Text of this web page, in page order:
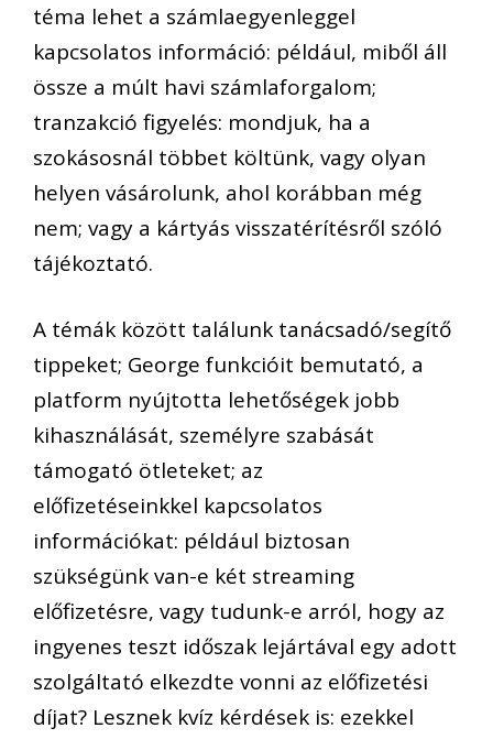
téma lehet a számlaegyenleggel
kapcsolatos információ: például, miből áll
össze a múlt havi számlaforgalom;
tranzakció figyelés: mondjuk, ha a
szokásosnál többet költünk, vagy olyan
helyen vásárolunk, ahol korábban még
nem; vagy a kártyás visszatérítésről szóló
tájékoztató.
A témák között találunk tanácsadó/segítő
tippeket; George funkcióit bemutató, a
platform nyújtotta lehetőségek jobb
kihasználását, személyre szabását
támogató ötleteket; az
előfizetéseinkkel kapcsolatos
információkat: például biztosan
szükségünk van-e két streaming
előfizetésre, vagy tudunk-e arról, hogy az
ingyenes teszt időszak lejártával egy adott
szolgáltató elkezdte vonni az előfizetési
díjat? Lesznek kvíz kérdések is: ezekkel